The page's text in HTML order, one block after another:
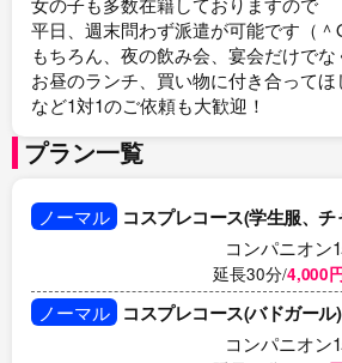
平日、週末問わず派遣が可能です（＾
もちろん、夜の飲み会、宴会だけでな
お昼のランチ、買い物に付き合ってほ
など1対1のご依頼も大歓迎！
プラン一覧
ノーマル コスプレコース(学生服、
コンパニオン
延長30分/4,000
ノーマル コスプレコース(バドガール)
コンパニオン